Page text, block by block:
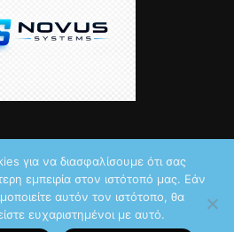
made it reality,Novus Systems
για να διασφαλίσουμε ότι σας
εμπειρία στον ιστότοπό μας. Εάν
αυτόν τον ιστότοπο, θα
ευχαριστημένοι με αυτό.